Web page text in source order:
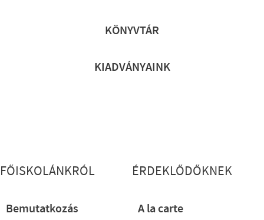
KÖNYVTÁR
KIADVÁNYAINK
FŐISKOLÁNKRÓL
Bemutatkozás
ÉRDEKLŐDŐKNEK
A la carte